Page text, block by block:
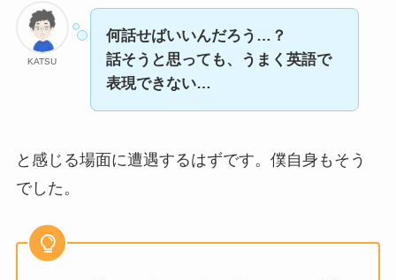
KATSU
何話せばいいんだろう…？
話そうと思っても、うまく英語で
表現できない…
と感じる場面に遭遇するはずです。僕自身もそう
でした。